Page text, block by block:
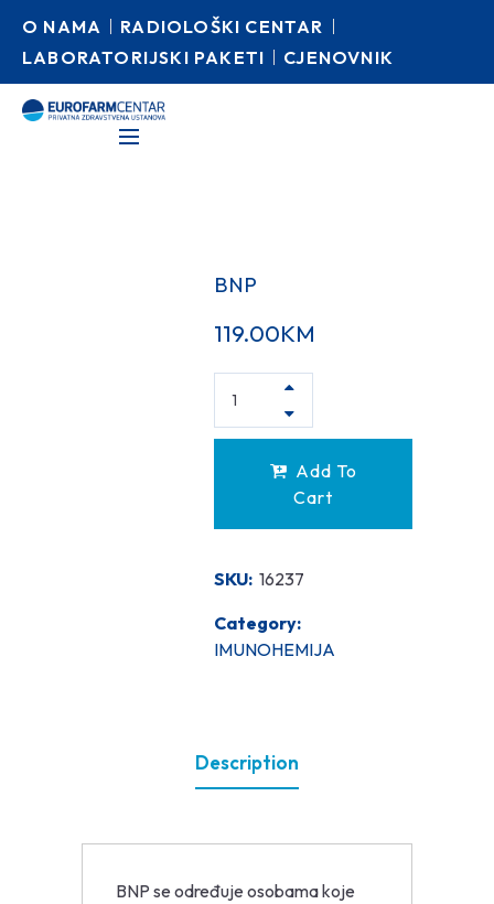
O NAMA
RADIOLOŠKI CENTAR
LABORATORIJSKI PAKETI
CJENOVNIK
BNP
119.00KM
Add To
Cart
SKU: 16237
Category:
IMUNOHEMIJA
Description
BNP se određuje osobama koje